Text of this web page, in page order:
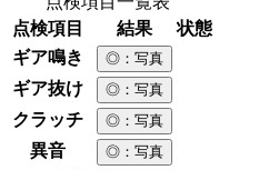
点検項目
結果
状態
ギア鳴き
◎ ：写真
ギア抜け ◎ ：写真
クラッチ ◎ ：写真
異音 ◎ ：写真